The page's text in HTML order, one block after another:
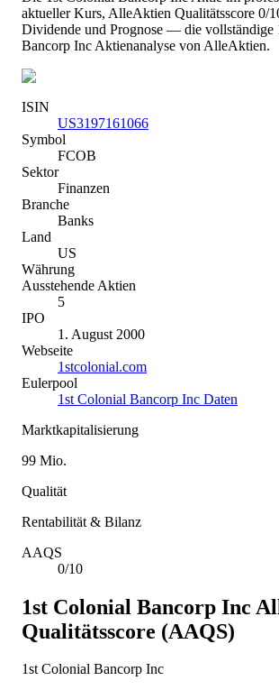
aktueller Kurs, AlleAktien Qualitätsscore 0/
Dividende und Prognose — die vollständige
Bancorp Inc Aktienanalyse von AlleAktien.
ISIN
US3197161066
Symbol
FCOB
Sektor
Finanzen
Branche
Banks
Land
US
Währung
Ausstehende Aktien
5
IPO
1. August 2000
Webseite
1stcolonial.com
Eulerpool
1st Colonial Bancorp Inc Daten
Marktkapitalisierung
99 Mio.
Qualität
Rentabilität & Bilanz
AAQS
0/10
1st Colonial Bancorp Inc
Qualitätsscore (AAQS)
1st Colonial Bancorp Inc